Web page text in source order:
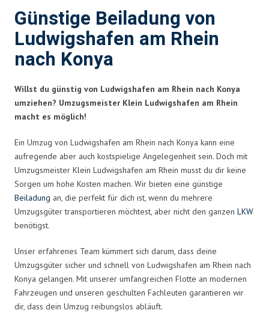
Günstige Beiladung von
Ludwigshafen am Rhein
nach Konya
Willst du günstig von Ludwigshafen am Rhein nach Konya
umziehen? Umzugsmeister Klein Ludwigshafen am Rhein
macht es möglich!
Ein Umzug von Ludwigshafen am Rhein nach Konya kann eine
aufregende aber auch kostspielige Angelegenheit sein. Doch mit
Umzugsmeister Klein Ludwigshafen am Rhein musst du dir keine
Sorgen um hohe Kosten machen. Wir bieten eine günstige
Beiladung an, die perfekt für dich ist, wenn du mehrere
Umzugsgüter transportieren möchtest, aber nicht den ganzen LKW
benötigst.
Unser erfahrenes Team kümmert sich darum, dass deine
Umzugsgüter sicher und schnell von Ludwigshafen am Rhein nach
Konya gelangen. Mit unserer umfangreichen Flotte an modernen
Fahrzeugen und unseren geschulten Fachleuten garantieren wir
dir, dass dein Umzug reibungslos abläuft.